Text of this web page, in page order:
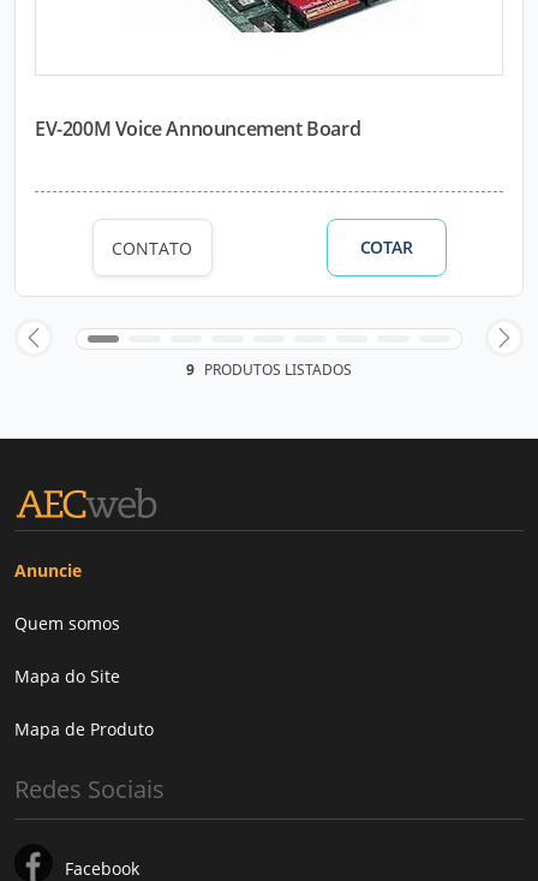
EV-200M Voice Announcement Board
CONTATO COTAR
9 PRODUTOS LISTADOS
Anuncie
Quem somos
Mapa do Site
Mapa de Produto
Redes Sociais
Facebook